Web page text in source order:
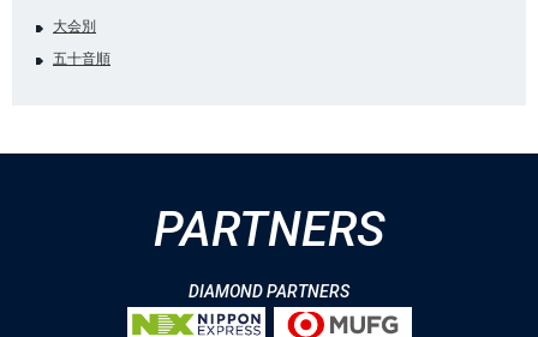
大会別
五十音順
PARTNERS
DIAMOND PARTNERS